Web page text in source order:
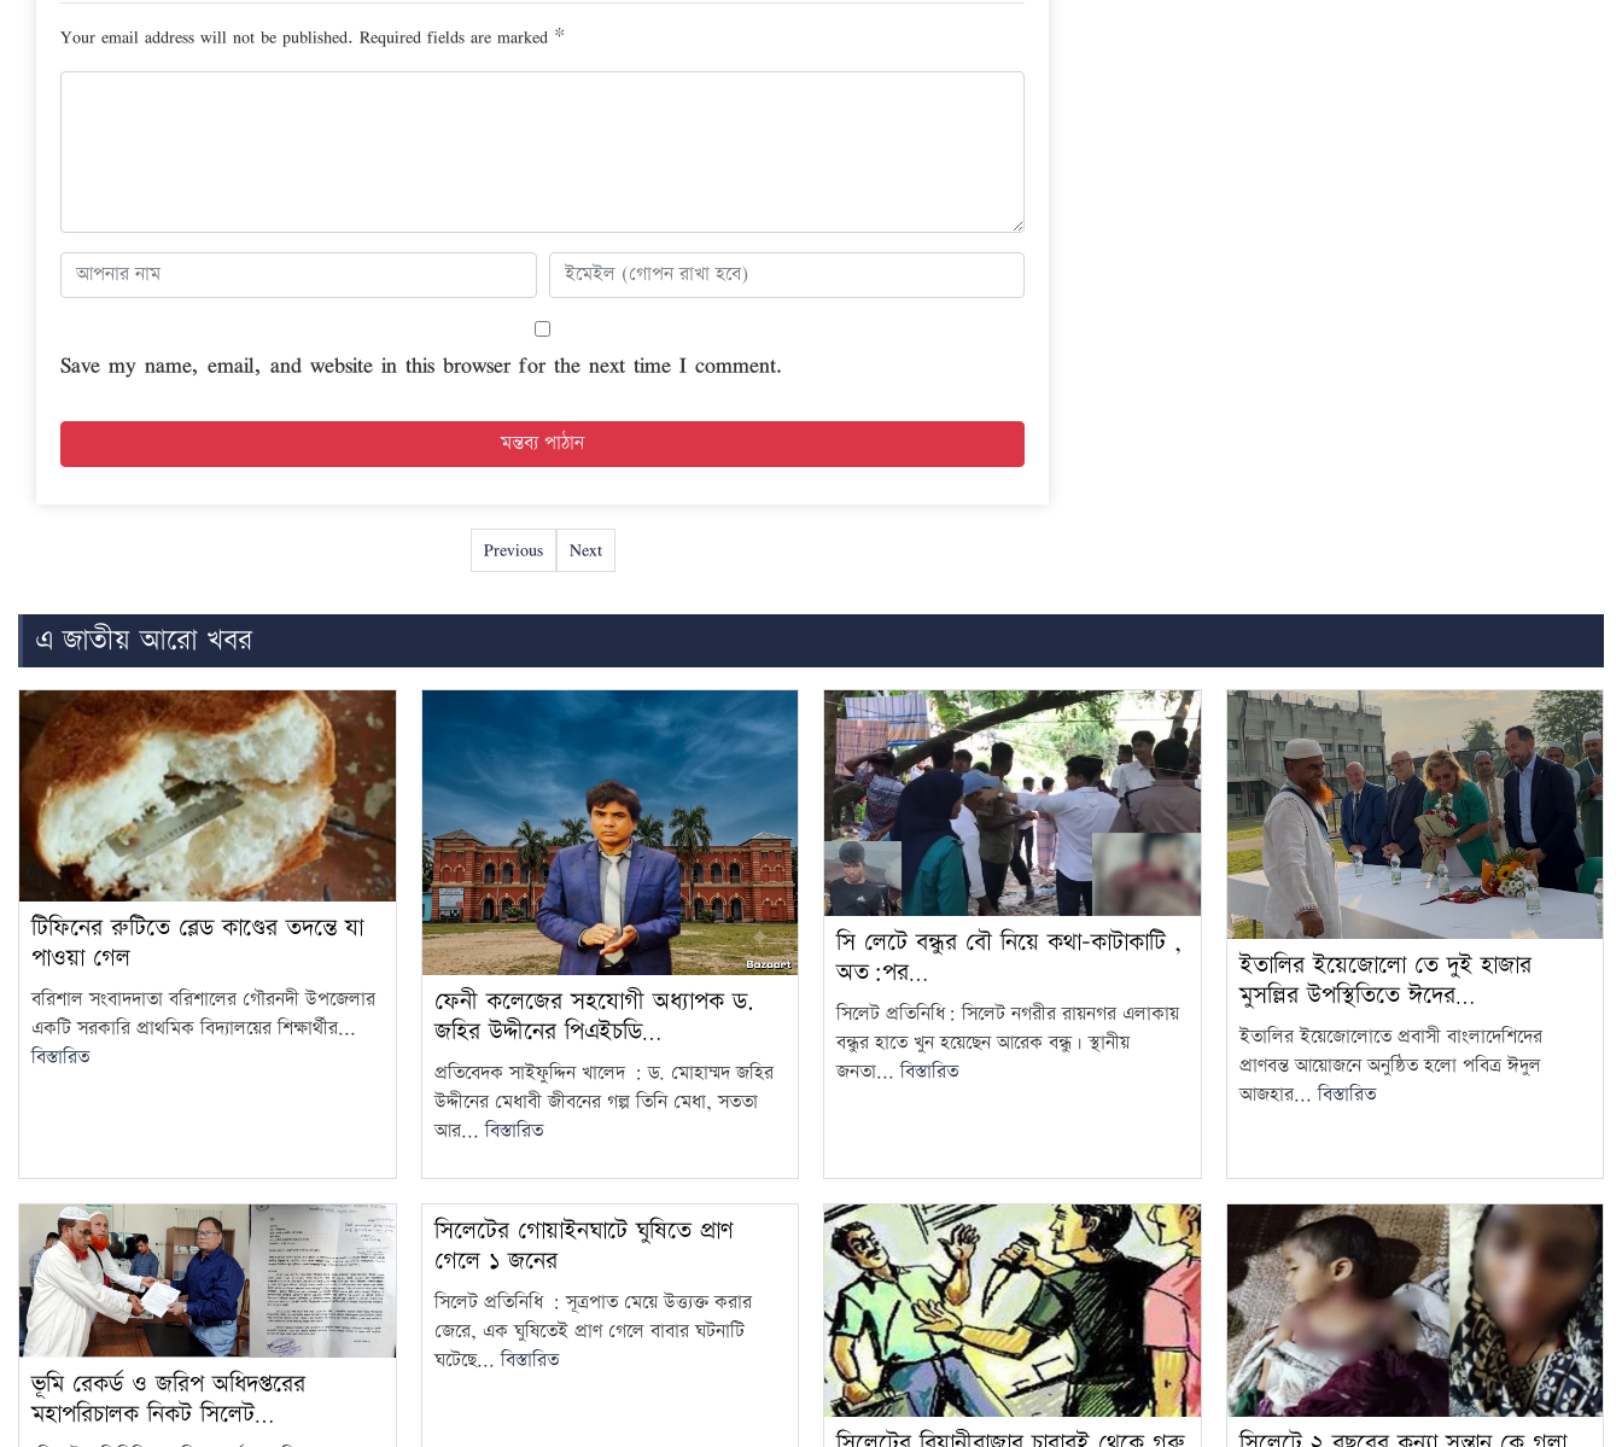
Your email address will not be published. Required fields are marked *
Save my name, email, and website in this browser for the next time I comment.
Previous Next
এ জাতীয় আরো খবর
টিফিনের রুটিতে ব্লেড কাণ্ডের তদন্তে যা
পাওয়া গেল
বরিশাল সংবাদদাতা বরিশালের গৌরনদী উপজেলার
একটি সরকারি প্রাথমিক বিদ্যালয়ের শিক্ষার্থীর...
বিস্তারিত
ফেনী কলেজের সহযোগী অধ্যাপক ড.
জহির উদ্দীনের পিএইচডি…
প্রতিবেদক সাইফুদ্দিন খালেদ : ড. মোহাম্মদ জহির
উদ্দীনের মেধাবী জীবনের গল্প তিনি মেধা, সততা
আর...বিস্তারিত
সি লেটে বন্ধুর বৌ নিয়ে কথা-কাটাকাটি ,
অত:পর…
সিলেট প্রতিনিধি: সিলেট নগরীর রায়নগর এলাকায়
বন্ধুর হাতে খুন হয়েছেন আরেক বন্ধু। স্থানীয়
জনতা...বিস্তারিত
ইতালির ইয়েজোলো তে দুই হাজার
মুসল্লির উপস্থিতিতে ঈদের…
ইতালির ইয়েজোলোতে প্রবাসী বাংলাদেশিদের
প্রাণবন্ত আয়োজনে অনুষ্ঠিত হলো পবিত্র ঈদুল
আজহার...বিস্তারিত
ভূমি রেকর্ড ও জরিপ অধিদপ্তরের
মহাপরিচালক নিকট সিলেট…
সিলেটের গোয়াইনঘাটে ঘুষিতে প্রাণ
গেলে ১ জনের
সিলেট প্রতিনিধি : সূত্রপাত মেয়ে উত্ত্যক্ত করার
জেরে, এক ঘুষিতেই প্রাণ গেলে বাবার ঘটনাটি
ঘটেছে...বিস্তারিত